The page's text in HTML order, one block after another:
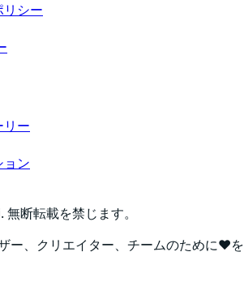
リシー
リー
ョン
断転載を禁じます。
ー、クリエイター、チームのために❤️を